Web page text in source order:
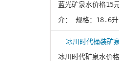
蓝光矿泉水价格15
介： 规格：18.6升
冰川时代桶装矿
冰川时代矿泉水价